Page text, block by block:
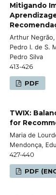
Mitigando
Arthur Negrão,
Pedro I. de S.
Pedro Silva
413-426
PDF
TWIX:
for
Maria de
Mendonça,
427-440
PDF